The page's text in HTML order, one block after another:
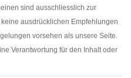
sind ausschliesslich zur
ausdrücklichen Empfehlungen
vorsehen als unsere Seite.
Verantwortung für den Inhalt oder